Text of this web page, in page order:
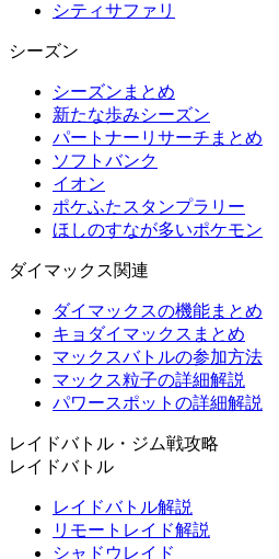
シティサファリ
シーズン
シーズンまとめ
新たな歩みシーズン
パートナーリサーチまとめ
ソフトバンク
イオン
ポケふたスタンプラリー
ほしのすなが多いポケモン
ダイマックス関連
ダイマックスの機能まとめ
キョダイマックスまとめ
マックスバトルの参加方法
マックス粒子の詳細解説
パワースポットの詳細解説
レイドバトル・ジム戦攻略
レイドバトル
レイドバトル解説
リモートレイド解説
シャドウレイド